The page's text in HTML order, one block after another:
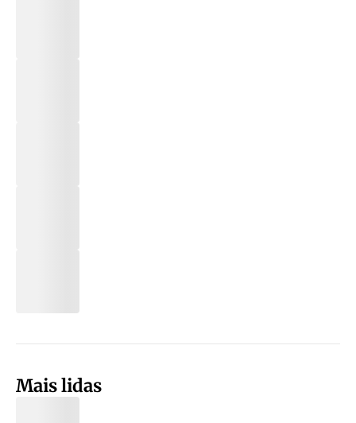
Mais lidas